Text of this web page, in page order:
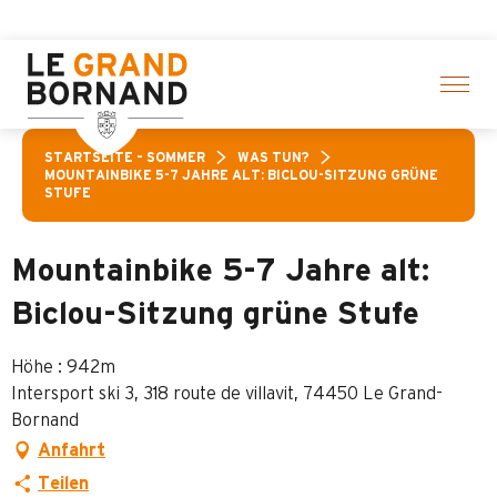
contenu
principal
STARTSEITE – SOMMER
WAS TUN?
MOUNTAINBIKE 5-7 JAHRE ALT: BICLOU-SITZUNG GRÜNE
STUFE
Mountainbike 5-7 Jahre alt:
Biclou-Sitzung grüne Stufe
Höhe : 942m
Intersport ski 3, 318 route de villavit, 74450 Le Grand-
Bornand
Anfahrt
Teilen